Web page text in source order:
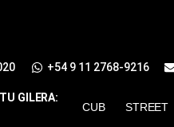
+54 9 11 2768-9216
GILERA:
CUB STREET